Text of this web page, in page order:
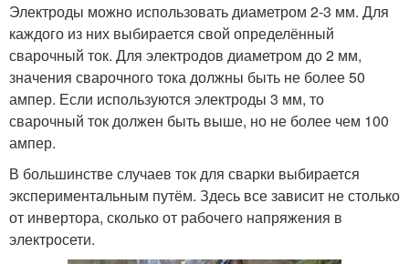
Электроды можно использовать диаметром 2-3 мм. Для
каждого из них выбирается свой определённый
сварочный ток. Для электродов диаметром до 2 мм,
значения сварочного тока должны быть не более 50
ампер. Если используются электроды 3 мм, то
сварочный ток должен быть выше, но не более чем 100
ампер.
В большинстве случаев ток для сварки выбирается
экспериментальным путём. Здесь все зависит не столько
от инвертора, сколько от рабочего напряжения в
электросети.